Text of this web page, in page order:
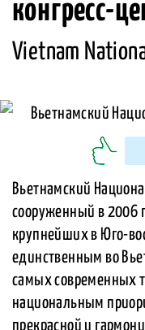
конгресс-
Vietnam
Вьетнамский
сооруженный в 2006
крупнейших в Юго-
единственным во
самых современных
национальным
прекрасной и